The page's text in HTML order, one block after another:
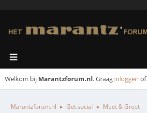
Welkom bij Marantzforum.nl. Graag inloggen of
Marantzforum.nl ► Get social ► Meet & Greet